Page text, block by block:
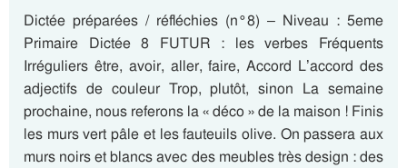
Dictée préparées / réfléchies (n°8) – Niveau : 5eme
Primaire Dictée 8 FUTUR : les verbes Fréquents
Irréguliers être, avoir, aller, faire, Accord L’accord des
adjectifs de couleur Trop, plutôt, sinon La semaine
prochaine, nous referons la « déco » de la maison ! Finis
les murs vert pâle et les fauteuils olive. On passera aux
murs noirs et blancs avec des meubles très design : des